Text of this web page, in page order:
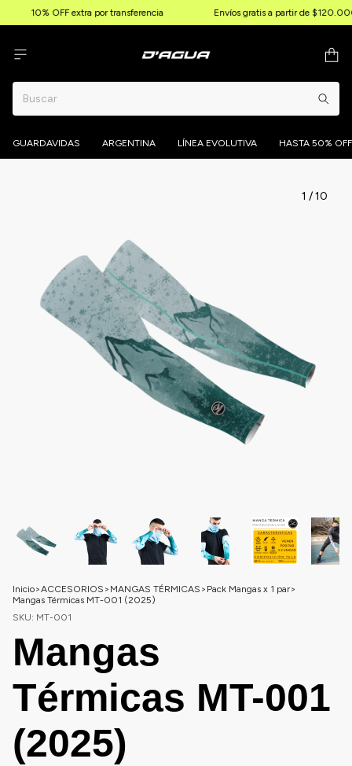
10% OFF extra por transferencia Envíos gratis a partir de $120.000
GUARDAVIDAS ARGENTINA LÍNEA EVOLUTIVA HASTA 50% OFF
1 /10
Inicio>ACCESORIOS > MANGAS TÉRMICAS > Pack Mangas x 1 par>
Mangas Térmicas MT-001 (2025)
SKU: MT-001
Mangas
Térmicas MT-001
(2025)